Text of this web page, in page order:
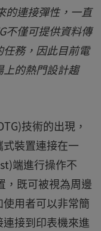
的連接彈性，一直
不僅可提供資料傳
務，因此目前電
的熱門設計趨
技術的出現，
裝置連接在一
端進行操作不
，既可被視為周邊
用者可以非常簡
接到印表機來進